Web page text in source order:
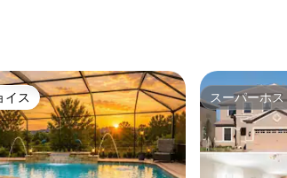
イス
イス スーパーホス
スーパーホ